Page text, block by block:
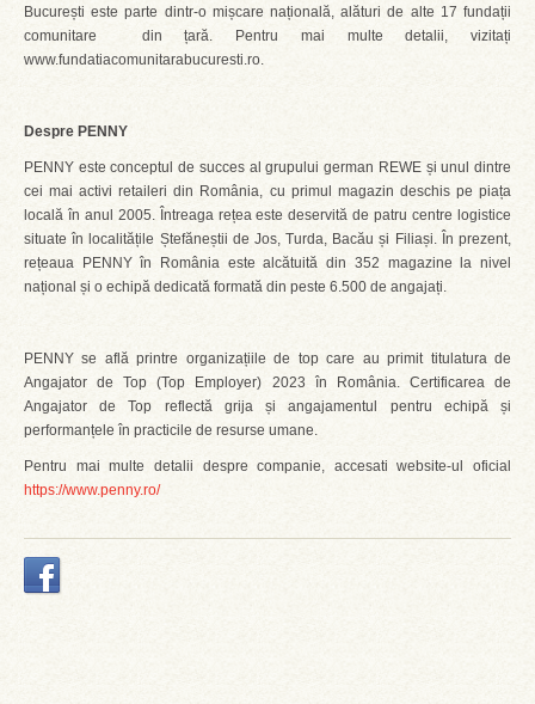
București este parte dintr-o mișcare națională, alături de alte 17 fundații
comunitare din țară. Pentru mai multe detalii, vizitați
www.fundatiacomunitarabucuresti.ro.
Despre PENNY
PENNY este conceptul de succes al grupului german REWE și unul dintre
cei mai activi retaileri din România, cu primul magazin deschis pe piața
locală în anul 2005. Întreaga rețea este deservită de patru centre logistice
situate în localitățile Ștefăneștii de Jos, Turda, Bacău și Filiași. În prezent,
rețeaua PENNY în România este alcătuită din 352 magazine la nivel
național și o echipă dedicată formată din peste 6.500 de angajați.
PENNY se află printre organizațiile de top care au primit titulatura de
Angajator de Top (Top Employer) 2023 în România. Certificarea de
Angajator de Top reflectă grija și angajamentul pentru echipă și
performanțele în practicile de resurse umane.
Pentru mai multe detalii despre companie, accesati website-ul oficial
https://www.penny.ro/